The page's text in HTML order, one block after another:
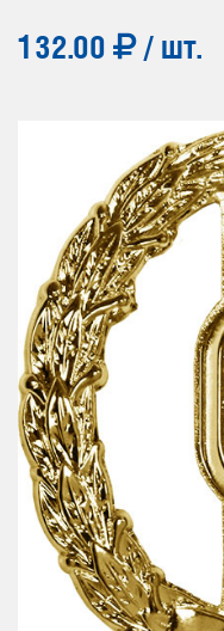
132.00 / шт.